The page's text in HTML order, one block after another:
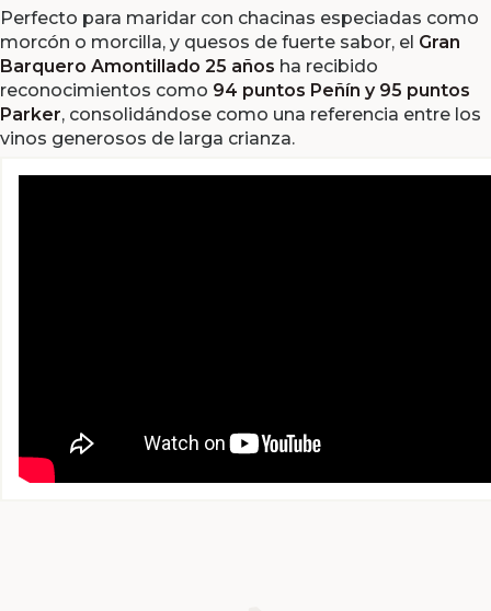
Perfecto para maridar con chacinas especiadas como
morcón o morcilla, y quesos de fuerte sabor, el Gran
Barquero Amontillado 25 años ha recibido
reconocimientos como 94 puntos Peñín y 95 puntos
Parker, consolidándose como una referencia entre los
vinos generosos de larga crianza.